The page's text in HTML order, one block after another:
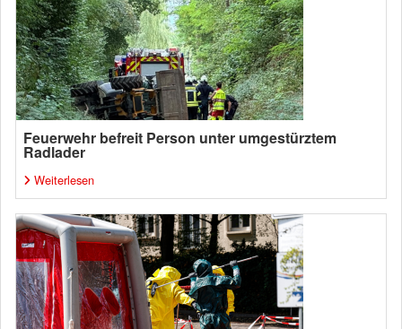
Feuerwehr befreit Person unter umgestürztem
Radlader
Weiterlesen